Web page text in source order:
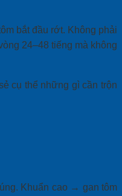
bắt đầu rớt. Không phải
24–48 tiếng mà không
cụ thể những gì cần trộn
Khuẩn cao → gan tôm